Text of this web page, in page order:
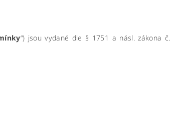
“) jsou vydané dle § 1751 a násl. zákona